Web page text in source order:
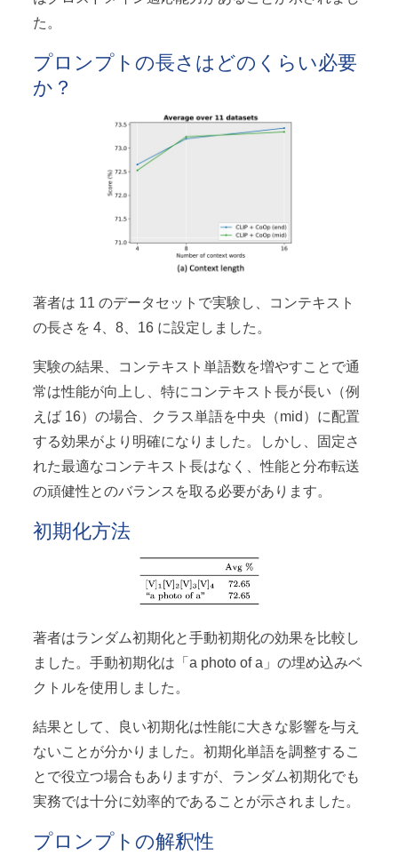
た。
プロンプトの長さはどのくらい必要
か？
著者は 11 のデータセットで実験し、コンテキスト
の長さを 4、8、16 に設定しました。
実験の結果、コンテキスト単語数を増やすことで通
常は性能が向上し、特にコンテキスト長が長い（例
えば 16）の場合、クラス単語を中央（mid）に配置
する効果がより明確になりました。しかし、固定さ
れた最適なコンテキスト長はなく、性能と分布転送
の頑健性とのバランスを取る必要があります。
初期化方法
著者はランダム初期化と手動初期化の効果を比較し
ました。手動初期化は「a photo of a」の埋め込みベ
クトルを使用しました。
結果として、良い初期化は性能に大きな影響を与え
ないことが分かりました。初期化単語を調整するこ
とで役立つ場合もありますが、ランダム初期化でも
実務では十分に効率的であることが示されました。
プロンプトの解釈性